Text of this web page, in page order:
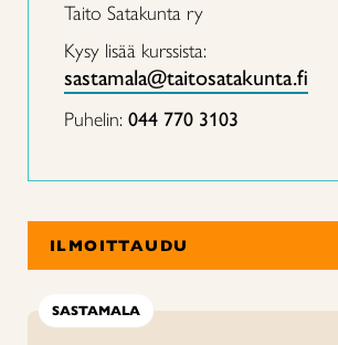
Taito Satakunta ry
Kysy lisää kurssista:
sastamala@taitosatakunta.fi
Puhelin: 044 770 3103
ILMOITTAUDU
SASTAMALA